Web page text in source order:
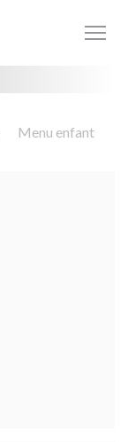
Menu enfant